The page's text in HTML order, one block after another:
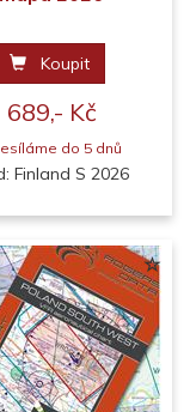
Koupit
689,- Kč
do 5 dnů
Finland S 2026